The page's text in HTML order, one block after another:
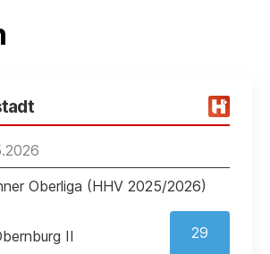
Oberliga (HHV 2025/2026)
II
29